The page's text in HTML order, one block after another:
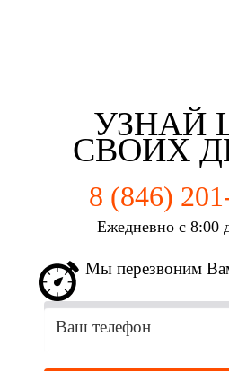
УЗНАЙ
СВОИХ
8 (846)
Ежедневно с 8:00
Мы перезвоним